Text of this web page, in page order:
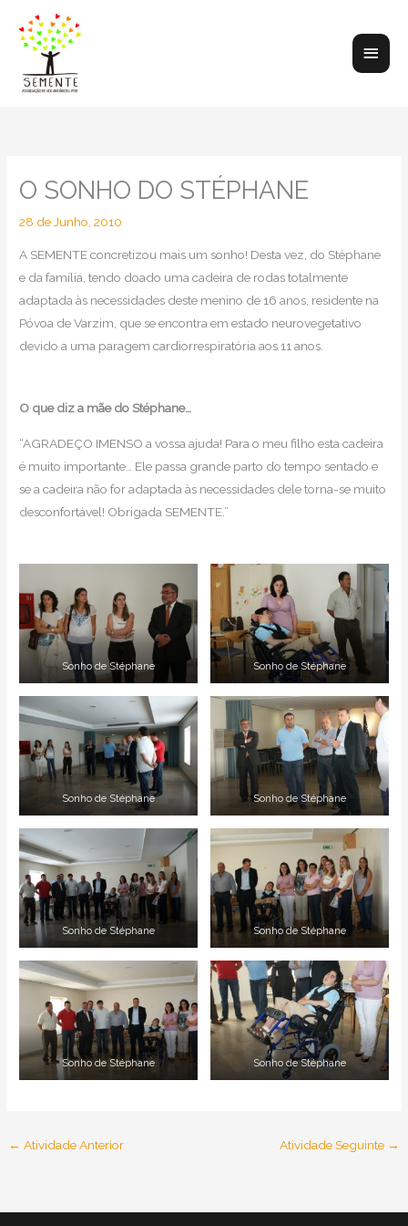
content
Main
O SONHO DO STÉPHANE
28 de Junho, 2010
A SEMENTE concretizou mais um sonho! Desta vez, do Stéphane
e da família, tendo doado uma cadeira de rodas totalmente
adaptada às necessidades deste menino de 16 anos, residente na
Póvoa de Varzim, que se encontra em estado neurovegetativo
devido a uma paragem cardiorrespiratória aos 11 anos.
O que diz a mãe do Stéphane…
“AGRADEÇO IMENSO a vossa ajuda! Para o meu filho esta cadeira
é muito importante… Ele passa grande parto do tempo sentado e
se a cadeira não for adaptada às necessidades dele torna-se muito
desconfortável! Obrigada SEMENTE.”
Sonho de Stéphane Sonho de Stéphane
Sonho de Stéphane Sonho de Stéphane
Sonho de Stéphane Sonho de Stéphane
Sonho de Stéphane Sonho de Stéphane
← Atividade Anterior Atividade Seguinte →